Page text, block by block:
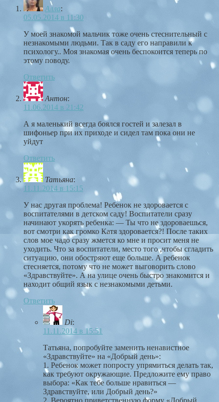
Алла:
05.05.2014 в 11:30
У моей знакомой мальчик тоже очень стеснительный с
незнакомыми людьми. Так в саду его направили к
психологу.. Моя знакомая очень беспокоится теперь по
этому поводу.
Ответить
Антон:
11.06.2014 в 21:42
А я маленький всегда боялся гостей и залезал в
шифоньер при их приходе и сидел там пока они не
уйдут
Ответить
Татьяна:
11.11.2014 в 15:15
У нас другая проблема! Ребенок не здоровается с
воспитателями в детском саду! Воспитатели сразу
начинают укорять ребенка: — Ты что не здороваешься,
вот смотри как громко Катя здоровается?! После таких
слов мое чадо сразу жмется ко мне и просит меня не
уходить. Что за воспитатели, место того ,чтобы сгладить
ситуацию, они обостряют еще больше. А ребенок
стесняется, потому что не может выговорить слово
«Здравствуйте». А на улице очень быстро знакомится и
находит общий язык с незнакомыми детьми.
Ответить
Di:
11.11.2014 в 15:51
Татьяна, попробуйте заменить ненавистное
«Здравствуйте» на «Добрый день»:
1. Ребенок может попросту упрямиться делать так,
как требуют окружающие. Предложите ему право
выбора: «Как тебе больше нравиться —
Здравствуйте, или Добрый день?»
2. Вероятно приветственную форму «Добрый